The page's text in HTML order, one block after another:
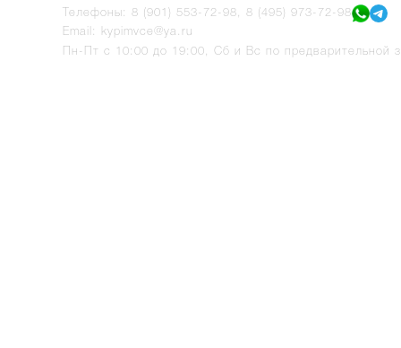
Телефоны: 8 (901) 553-72-98
8 (495) 973-72-98
Email: kypimvce@ya.ru
Пн-Пт с 10:00 до 19:00, Сб и Вс по предварительной